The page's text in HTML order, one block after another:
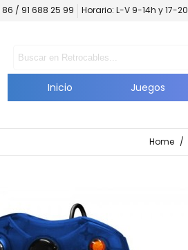
86 / 91 688 25 99 Horario: L-V 9-14h y 17-
Inicio Juegos
Home /